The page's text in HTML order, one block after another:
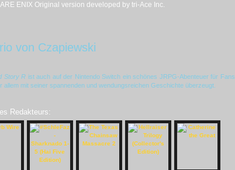
ENIX Original version developed by tri-Ace Inc.
von Czapiewski
Story R ist auch auf der Nintendo Switch ein schönes JRPG-Abenteuer für Fans
mit seiner spannenden und wendungsreichen Geschichte überzeugt.
Redakteurs: